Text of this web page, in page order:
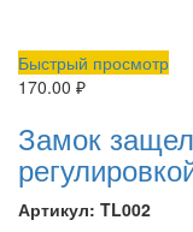
Быстрый просмотр
170.00 ₽
Замок
Артикул: TL002